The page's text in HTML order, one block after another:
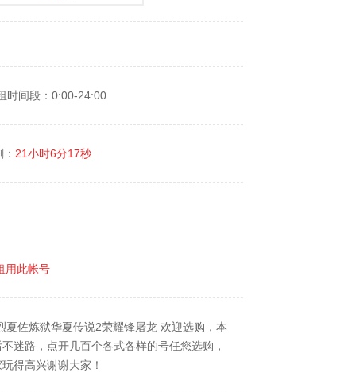
时间段：0:00-24:00
21小时6分17秒
用此帐号
佐炼狱华夏传说2荣耀锋屠龙 欢迎选购，本
迷路，点开几百个各式各样的号任您选购，
得高兴谢谢大家！